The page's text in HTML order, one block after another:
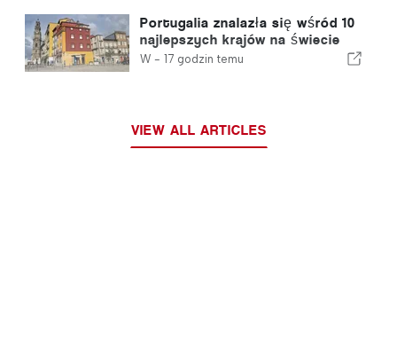
Portugalia znalazła się wśród 10
najlepszych krajów na świecie
dla emigrantów
W - 17 godzin temu
VIEW ALL ARTICLES